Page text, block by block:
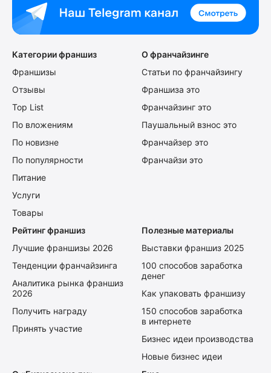
Категории франшиз
Франшизы
Отзывы
Top List
По вложениям
По новизне
По популярности
Питание
Услуги
Товары
О франчайзинге
Статьи по франчайзингу
Франшиза это
Франчайзинг это
Паушальный взнос это
Франчайзер это
Франчайзи это
Рейтинг франшиз
Лучшие франшизы 2026
Тенденции франчайзинга
Аналитика рынка франшиз
2026
Получить награду
Принять участие
Полезные материалы
Выставки франшиз 2025
100 способов заработка
денег
Как упаковать франшизу
150 способов заработка
в интернете
Бизнес идеи производства
Новые бизнес идеи